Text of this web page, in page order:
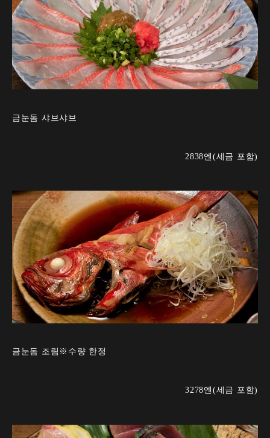
금눈돔 샤브샤브
2838엔(세금 포함)
금눈돔 조림※수량 한정
3278엔(세금 포함)